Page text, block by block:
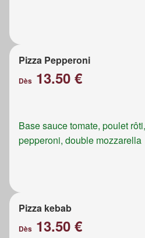
Pizza Pepperoni
Dès 13.50 €
Base sauce tomate, poulet
pepperoni, double mozzarella
Pizza kebab
Dès 13.50 €